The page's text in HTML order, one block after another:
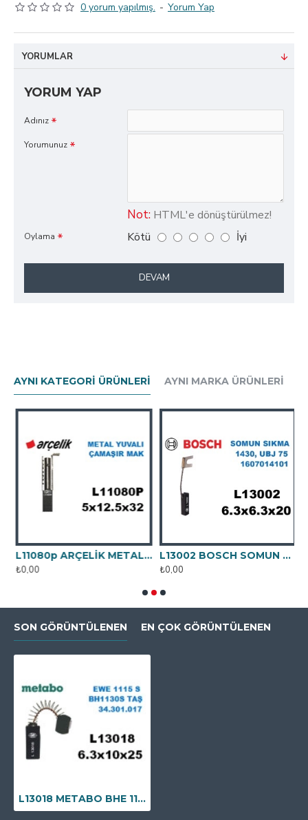
0 yorum yapılmış. - Yorum Yap
YORUMLAR
YORUM YAP
Adınız
Yorumunuz
Not: HTML'e dönüştürülmez!
Oylama Kötü İyi
DEVAM
AYNI KATEGORI ÜRÜNLERI AYNI MARKA ÜRÜNLERI
L11080p ARÇELİK METAL YUVALI
₺0,00
L13002 BOSCH SOMUN SIKMA 1430, UBJ 75, 1174, 1102
₺0,00
SON GÖRÜNTÜLENEN EN ÇOK GÖRÜNTÜLENEN
L13018 METABO BHE 1131S, EW 1115S KIRICI BOSCH GDC 42 ELMAS TESTERE